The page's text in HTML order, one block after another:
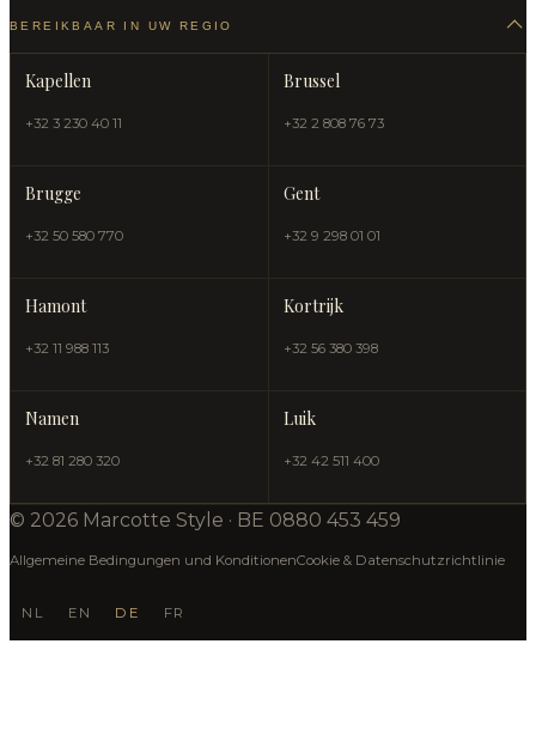
BEREIKBAAR IN UW REGIO
Kapellen
+32 3 230 40 11
Brussel
+32 2 808 76 73
Brugge
+32 50 580 770
Gent
+32 9 298 01 01
Hamont
+32 11 988 113
Kortrijk
+32 56 380 398
Namen
+32 81 280 320
Luik
+32 42 511 400
© 2026 Marcotte Style · BE 0880 453 459
Allgemeine Bedingungen und KonditionenCookie & Datenschutzrichtlinie
NL EN DE FR